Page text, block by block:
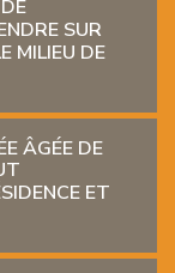
SUR
MILIEU DE
ÂGÉE DE
ET